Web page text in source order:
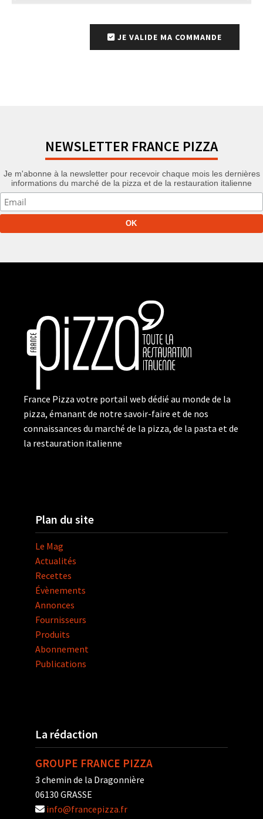
JE VALIDE MA COMMANDE
NEWSLETTER FRANCE PIZZA
Je m'abonne à la newsletter pour recevoir chaque mois les dernières
informations du marché de la pizza et de la restauration italienne
France Pizza votre portail web dédié au monde de la
pizza, émanant de notre savoir-faire et de nos
connaissances du marché de la pizza, de la pasta et de
la restauration italienne
Plan du site
Le Mag
Actualités
Recettes
Évènements
Annonces
Fournisseurs
Produits
Abonnement
Publications
La rédaction
GROUPE FRANCE PIZZA
3 chemin de la Dragonnière
06130 GRASSE
info@francepizza.fr